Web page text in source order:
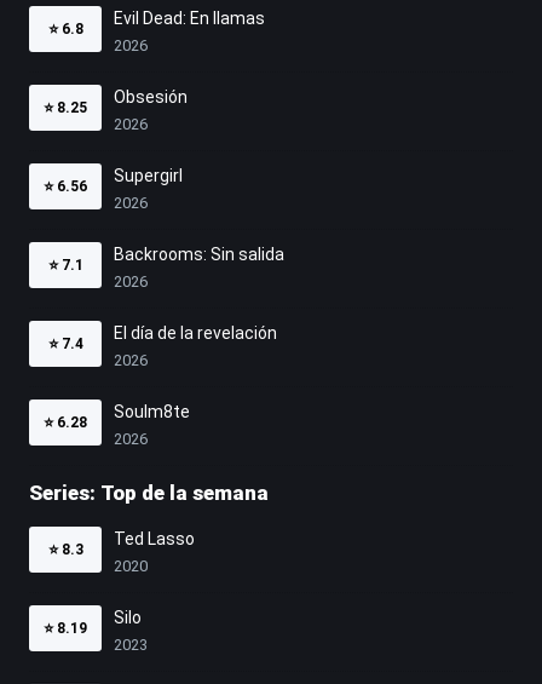
⭐ 6.8
Evil Dead: En llamas
2026
⭐ 8.25
Obsesión
2026
⭐ 6.56
Supergirl
2026
⭐ 7.1
Backrooms: Sin salida
2026
⭐ 7.4
El día de la revelación
2026
⭐ 6.28
Soulm8te
2026
Series: Top de la semana
⭐ 8.3
Ted Lasso
2020
⭐ 8.19
Silo
2023